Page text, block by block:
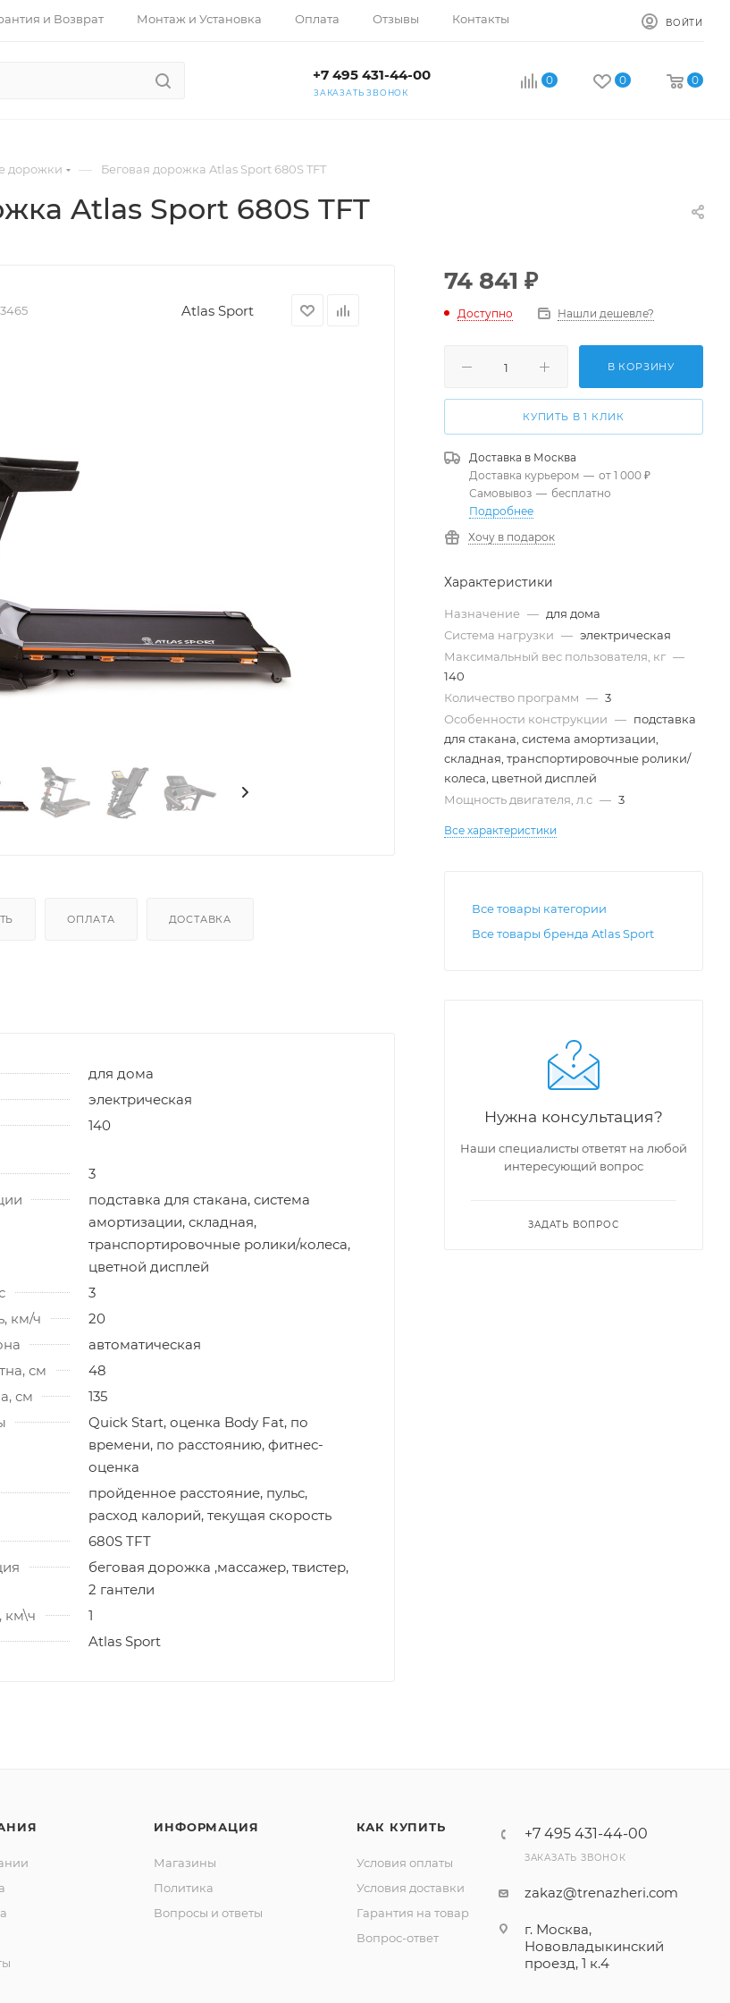
и Возврат Монтаж и Установка Оплата Отзывы Контакты ВОЙТИ
+7 495 431-44-00
ЗАКАЗАТЬ ЗВОНОК
0 0 0
дорожки — Беговая дорожка Atlas Sport 680S TFT
Atlas Sport 680S TFT
3465 Atlas Sport
ОПЛАТА ДОСТАВКА
для дома
электрическая
140
3
подставка для стакана, система
амортизации, складная,
транспортировочные ролики/колеса,
цветной дисплей
3
км/ч
20
автоматическая
см
48
см
135
Quick Start, оценка Body Fat, по
времени, по расстоянию, фитнес-
оценка
пройденное расстояние, пульс,
расход калорий, текущая скорость
680S TFT
беговая дорожка ,массажер, твистер,
2 гантели
км\ч
1
Atlas Sport
74 841 ₽
Доступно Нашли дешевле?
В КОРЗИНУ
КУПИТЬ В 1 КЛИК
Доставка в Москва
Доставка курьером — от 1 000 ₽
Самовывоз — бесплатно
Подробнее
Хочу в подарок
Характеристики
Назначение — для дома
Система нагрузки — электрическая
Максимальный вес пользователя, кг —
140
Количество программ — 3
Особенности конструкции — подставка
для стакана, система амортизации,
складная, транспортировочные ролики/
колеса, цветной дисплей
Мощность двигателя, л.с — 3
Все характеристики
Все товары категории
Все товары бренда Atlas Sport
Нужна консультация?
Наши специалисты ответят на любой
интересующий вопрос
ЗАДАТЬ ВОПРОС
ИНФОРМАЦИЯ
Магазины
Политика
Вопросы и ответы
КАК КУПИТЬ
Условия оплаты
Условия доставки
Гарантия на товар
Вопрос-ответ
+7 495 431-44-00
ЗАКАЗАТЬ ЗВОНОК
zakaz@trenazheri.com
г. Москва,
Нововладыкинский
проезд, 1 к.4